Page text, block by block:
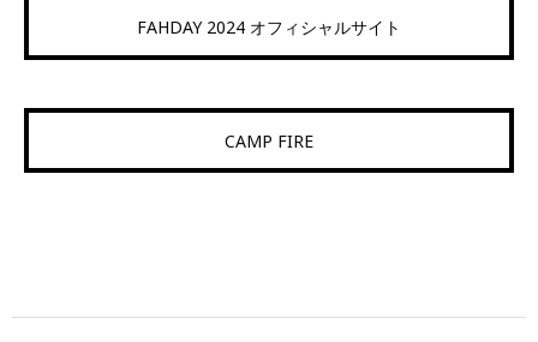
FAHDAY 2024 オフィシャルサイト
CAMP FIRE